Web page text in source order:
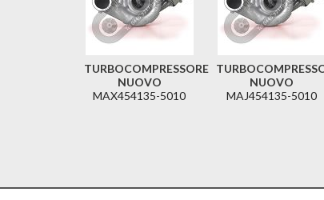
TURBOCOMPRESSORE
NUOVO
MAX454135-5010
NUOVO
MAJ454135-5010